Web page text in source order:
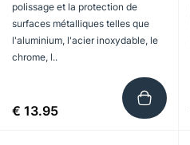
polissage et la protection de
surfaces métalliques telles que
l'aluminium, l'acier inoxydable, le
chrome, l..
€ 13.95